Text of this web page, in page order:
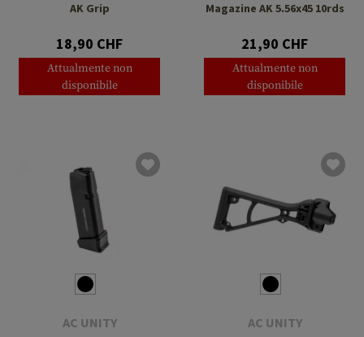
AK Grip
18,90 CHF
Attualmente non
disponibile
Magazine AK 5.56x45 10rds
21,90 CHF
Attualmente non
disponibile
AC UNITY AC UNITY